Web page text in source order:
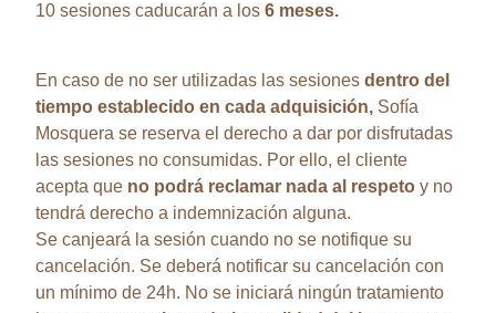
10 sesiones caducarán a los6 meses.
En caso de no ser utilizadas las sesiones dentro del
tiempo establecido en cada adquisición, Sofía
Mosquera se reserva el derecho a dar por disfrutadas
las sesiones no consumidas. Por ello, el cliente
acepta que no podrá reclamar nada al respeto y no
tendrá derecho a indemnización alguna.
Se canjeará la sesión cuando no se notifique su
cancelación. Se deberá notificar su cancelación con
un mínimo de 24h. No se iniciará ningún tratamiento